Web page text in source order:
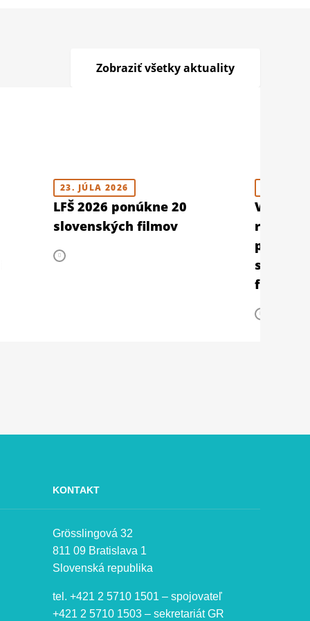
23. JÚLA 2026
LFŠ 2026 ponúkne 20
slovenských filmov
V
filmu
Zobraziť všetky aktuality
KONTAKT
Grösslingová 32
811 09 Bratislava 1
Slovenská republika
tel. +421 2 5710 1501 – spojovateľ
+421 2 5710 1503 – sekretariát GR